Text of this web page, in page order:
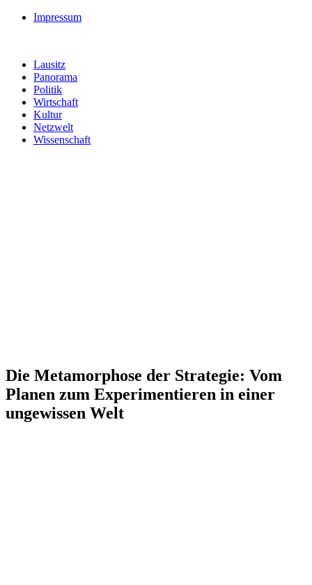
Impressum
Lausitz
Panorama
Politik
Wirtschaft
Kultur
Netzwelt
Wissenschaft
Die Metamorphose der Strategie: Vom
Planen zum Experimentieren in einer
ungewissen Welt